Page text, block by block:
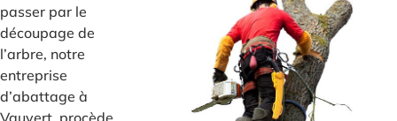
passer par le
découpage de
l’arbre, notre
entreprise
d’abattage à
Vauvert procède